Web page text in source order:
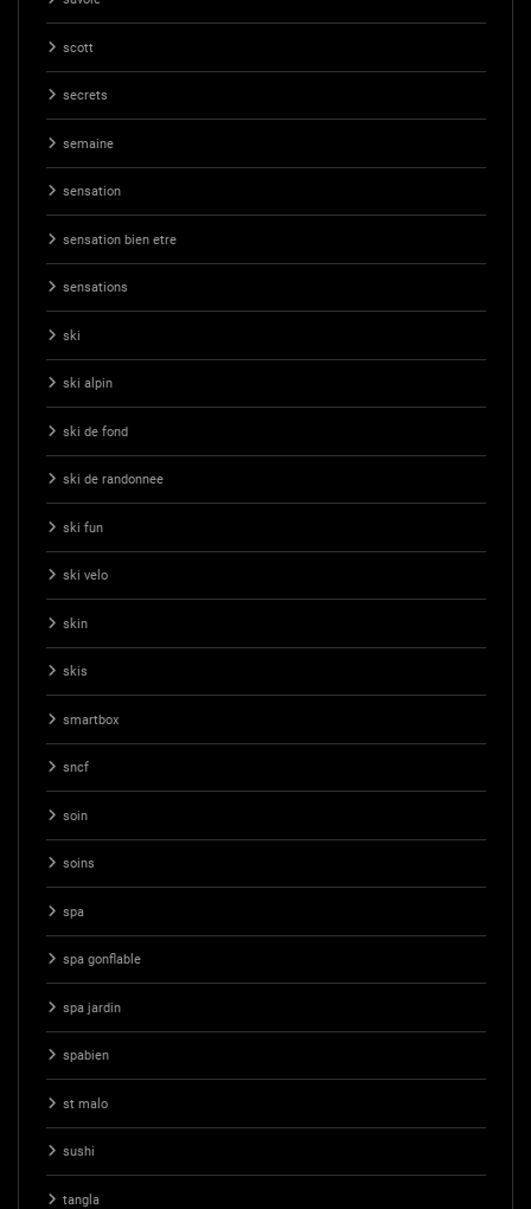
scott
secrets
semaine
sensation
sensation bien etre
sensations
ski
ski alpin
ski de fond
ski de randonnee
ski fun
ski velo
skin
skis
smartbox
sncf
soin
soins
spa
spa gonflable
spa jardin
spabien
st malo
sushi
tangla